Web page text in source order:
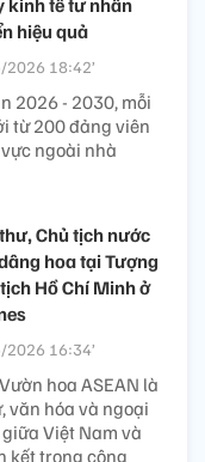
hiệu quả
18:42’
2026 - 2030, mỗi
từ 200 đảng viên
ngoài nhà
Chủ tịch nước
hoa tại Tượng
Hồ Chí Minh ở
16:34’
hoa ASEAN là
văn hóa và ngoại
Việt Nam và
kết trong cộng